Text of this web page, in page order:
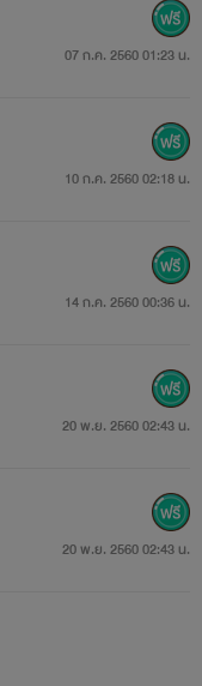
นและความร่ำรวยของ
ห้ได้ในสักวัน
07 ก.ค. 2560 01:23 น.
10 ก.ค. 2560 02:18 น.
14 ก.ค. 2560 00:36 น.
20 พ.ย. 2560 02:43 น.
20 พ.ย. 2560 02:43 น.